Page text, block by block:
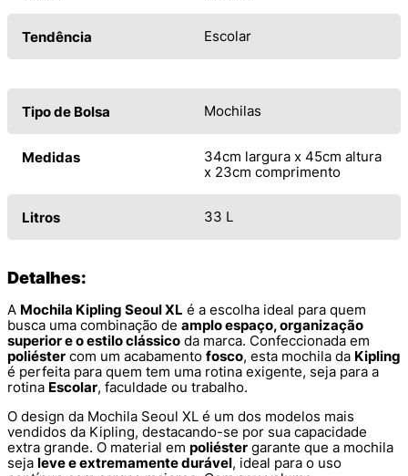
Tendência Escolar
Tipo de Bolsa Mochilas
Medidas
34cm largura x 45cm altura
x 23cm comprimento
Litros 33 L
Detalhes:
A Mochila Kipling Seoul XL é a escolha ideal para quem
busca uma combinação de amplo espaço, organização
superior e o estilo clássico da marca. Confeccionada em
poliéster com um acabamento fosco, esta mochila da Kipling
é perfeita para quem tem uma rotina exigente, seja para a
rotina Escolar, faculdade ou trabalho.
O design da Mochila Seoul XL é um dos modelos mais
vendidos da Kipling, destacando-se por sua capacidade
extra grande. O material em poliéster garante que a mochila
seja leve e extremamente durável, ideal para o uso